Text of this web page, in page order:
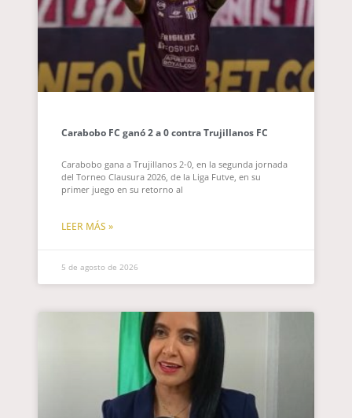
Carabobo FC ganó 2 a 0 contra Trujillanos FC
Carabobo gana a Trujillanos 2-0, en la segunda jornada
del Torneo Clausura 2026, de la Liga Futve, en su
primer juego en su retorno al
LEER MÁS »
5 de agosto de 2026